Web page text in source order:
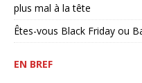
plus mal à la tête
Êtes-vous Black Friday ou
EN BREF